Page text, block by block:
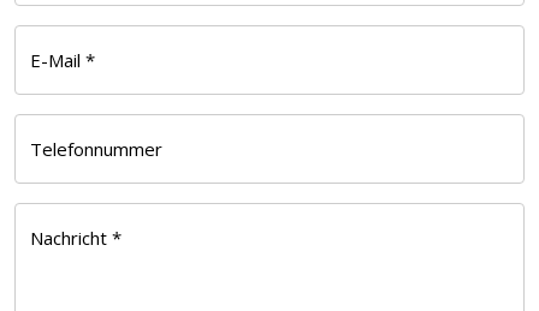
E-Mail *
Telefonnummer
Nachricht *